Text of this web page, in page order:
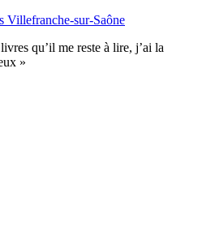
qu’il me reste à lire, j’ai la
»